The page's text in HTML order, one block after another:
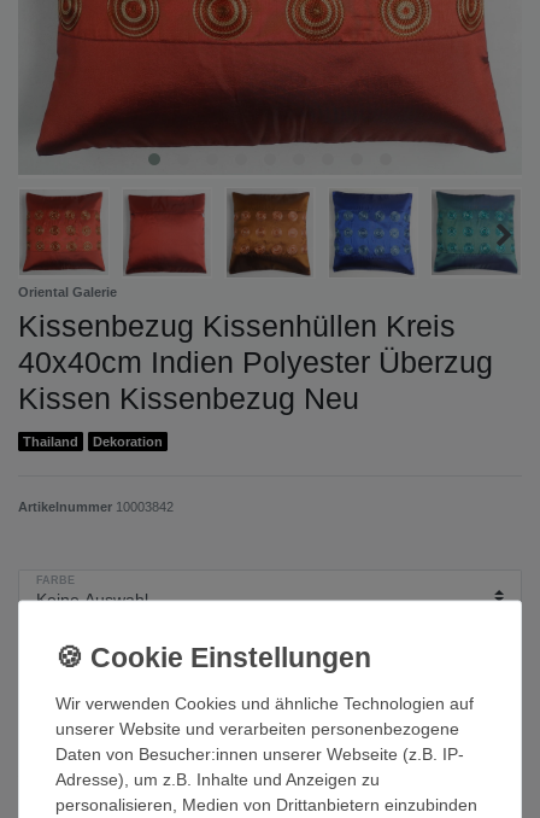
Oriental Galerie
Kissenbezug Kissenhüllen Kreis
40x40cm Indien Polyester Überzug
Kissen Kissenbezug Neu
Thailand Dekoration
Artikelnummer 10003842
FARBE
8,99 EUR*
Inhalt1 Stück
Grundpreis8,99 € / Stück
Sofort versandfertig
Wir verwenden Cookies und ähnliche Technologien auf
unserer Website und verarbeiten personenbezogene
Daten von Besucher:innen unserer Webseite (z.B. IP-
Adresse), um z.B. Inhalte und Anzeigen zu
personalisieren, Medien von Drittanbietern einzubinden